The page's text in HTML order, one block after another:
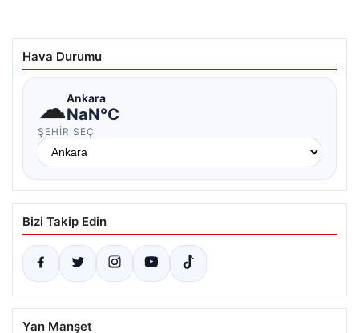
Hava Durumu
☁Ankara
NaN°C
ŞEHIR SEÇ
Bizi Takip Edin
Yan Manşet